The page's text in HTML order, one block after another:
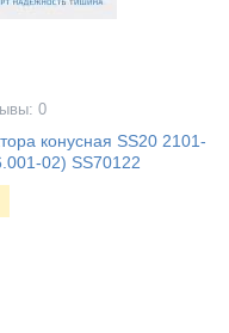
0
конусная SS20 2101-
02) SS70122